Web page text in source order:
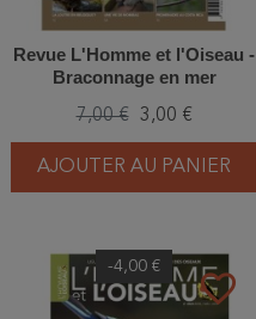
Revue L'Homme et l'Oiseau -
Braconnage en mer
Orient - 4/2020
7,00 € 3,00 €
AJOUTER AU PANIER
favorite_border
-4,00 €